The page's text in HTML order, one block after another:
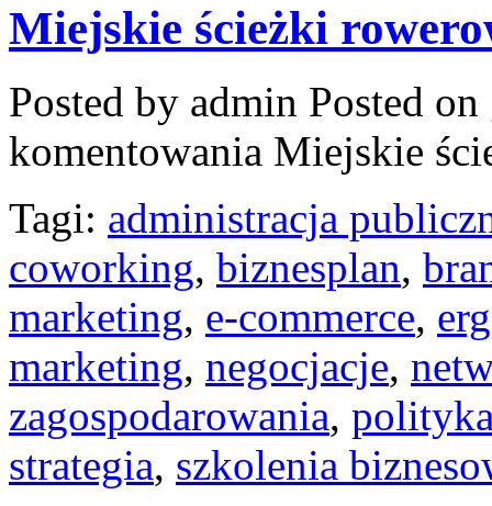
Miejskie ścieżki
Posted by admin Posted
komentowania Miejskie
Tagi: administracja
coworking, biznesplan,
marketing, e-commerce,
marketing, negocjacje,
zagospodarowania,
strategia, szkolenia